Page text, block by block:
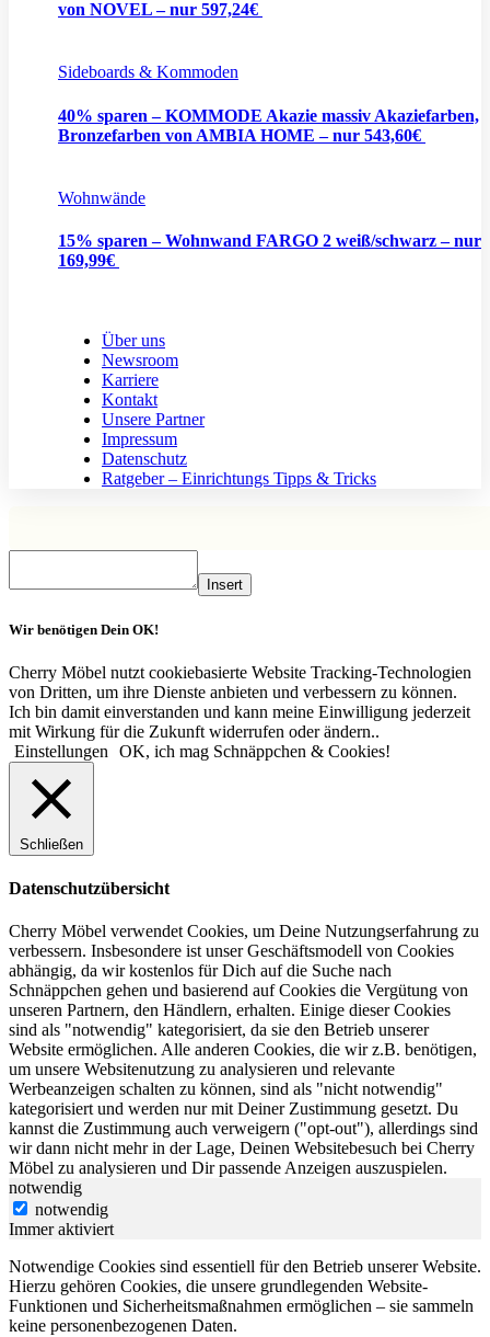
von NOVEL – nur 597,24€
Sideboards & Kommoden
40% sparen – KOMMODE Akazie massiv Akaziefarben,
Bronzefarben von AMBIA HOME – nur 543,60€
Wohnwände
15% sparen – Wohnwand FARGO 2 weiß/schwarz – nur
169,99€
Über uns
Newsroom
Karriere
Kontakt
Unsere Partner
Impressum
Datenschutz
Ratgeber – Einrichtungs Tipps & Tricks
Insert
Wir benötigen Dein OK!
Cherry Möbel nutzt cookiebasierte Website Tracking-Technologien
von Dritten, um ihre Dienste anbieten und verbessern zu können.
Ich bin damit einverstanden und kann meine Einwilligung jederzeit
mit Wirkung für die Zukunft widerrufen oder ändern..
Einstellungen
OK, ich mag Schnäppchen & Cookies!
Schließen
Datenschutzübersicht
Cherry Möbel verwendet Cookies, um Deine Nutzungserfahrung zu
verbessern. Insbesondere ist unser Geschäftsmodell von Cookies
abhängig, da wir kostenlos für Dich auf die Suche nach
Schnäppchen gehen und basierend auf Cookies die Vergütung von
unseren Partnern, den Händlern, erhalten. Einige dieser Cookies
sind als "notwendig" kategorisiert, da sie den Betrieb unserer
Website ermöglichen. Alle anderen Cookies, die wir z.B. benötigen,
um unsere Websitenutzung zu analysieren und relevante
Werbeanzeigen schalten zu können, sind als "nicht notwendig"
kategorisiert und werden nur mit Deiner Zustimmung gesetzt. Du
kannst die Zustimmung auch verweigern ("opt-out"), allerdings sind
wir dann nicht mehr in der Lage, Deinen Websitebesuch bei Cherry
Möbel zu analysieren und Dir passende Anzeigen auszuspielen.
notwendig
notwendig
Immer aktiviert
Notwendige Cookies sind essentiell für den Betrieb unserer Website.
Hierzu gehören Cookies, die unsere grundlegenden Website-
Funktionen und Sicherheitsmaßnahmen ermöglichen – sie sammeln
keine personenbezogenen Daten.